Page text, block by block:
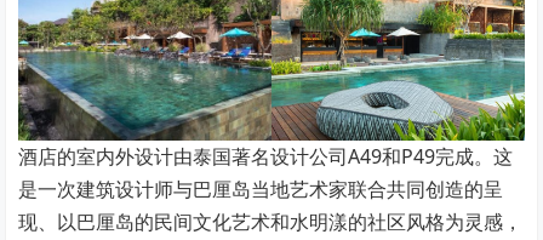
酒店的室内外设计由泰国著名设计公司A49和P49完成。这
是一次建筑设计师与巴厘岛当地艺术家联合共同创造的呈
现、以巴厘岛的民间文化艺术和水明漾的社区风格为灵感，